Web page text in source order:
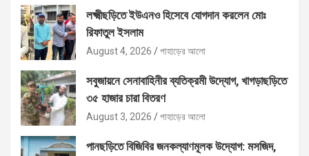
লক্ষ্মীছড়িতে ইউএনও হিসেবে যোগদান করলেন মোঃ
রিফাতুল ইসলাম
August 4, 2026 পাহাড়ের আলো
সবুজায়নে সেনাবাহিনীর ব্যতিক্রমী উদ্যোগ, খাগড়াছড়িতে
৩৫ হাজার চারা বিতরণ
August 3, 2026 পাহাড়ের আলো
পানছড়িতে বিজিবির জনকল্যাণমূলক উদ্যোগ: মসজিদ,